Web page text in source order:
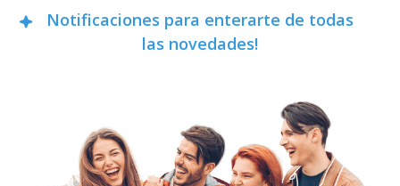
Notificaciones para enterarte de todas
las novedades!